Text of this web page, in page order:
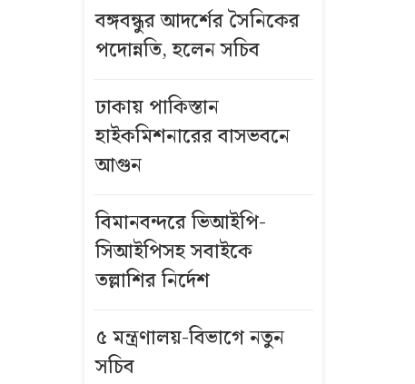
ইলিয়াস
কাঞ্চনের সঙ্গে
দেখা করলেন
আলমগীর, যে
কথা হলো
ঝড়ের আভাস
সিলেটে দুই
বাসের মুখোমুখি
বঙ্গবন্ধুর আদর্শের সৈনিকের
পদোন্নতি, হলেন সচিব
ঢাকায় পাকিস্তান
হাইকমিশনারের বাসভবনে
আগুন
বিমানবন্দরে ভিআইপি-
সিআইপিসহ সবাইকে
তল্লাশির নির্দেশ
৫ মন্ত্রণালয়-বিভাগে নতুন
সচিব